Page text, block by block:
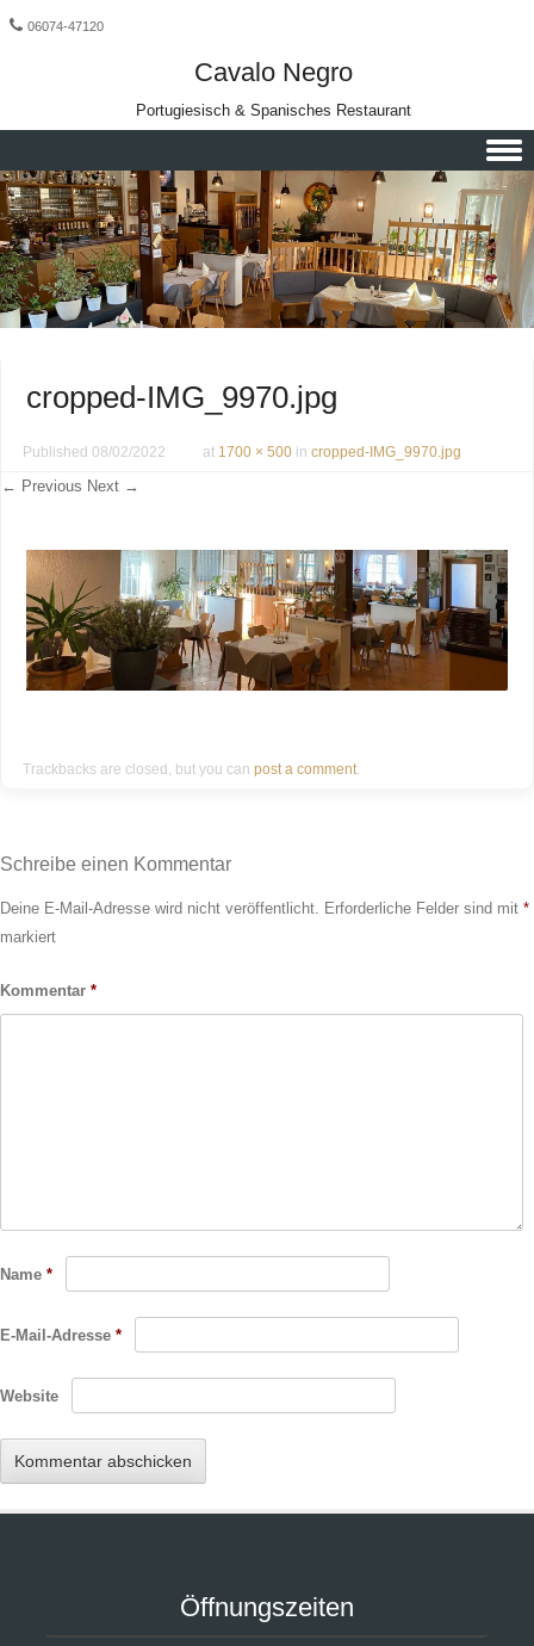
06074-47120
Cavalo Negro
Portugiesisch & Spanisches Restaurant
Skip to content
cropped-IMG_9970.jpg
Published 08/02/2022 at 1700 × 500 in cropped-IMG_9970.jpg
← Previous Next →
Trackbacks are closed, but you can post a comment.
Schreibe einen Kommentar
Deine E-Mail-Adresse wird nicht veröffentlicht. Erforderliche Felder sind mit *
markiert
Kommentar *
Name *
E-Mail-Adresse *
Website
Öffnungszeiten